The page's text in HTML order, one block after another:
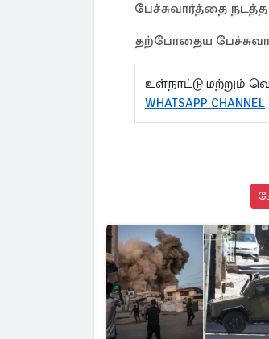
பேச்சுவார்த்தை நடத்த
தற்போதைய
உள்நாட்டு மற்றும்
WHATSAPP CHANNEL